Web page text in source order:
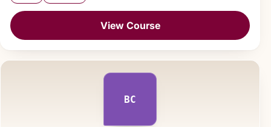
View Course
BC